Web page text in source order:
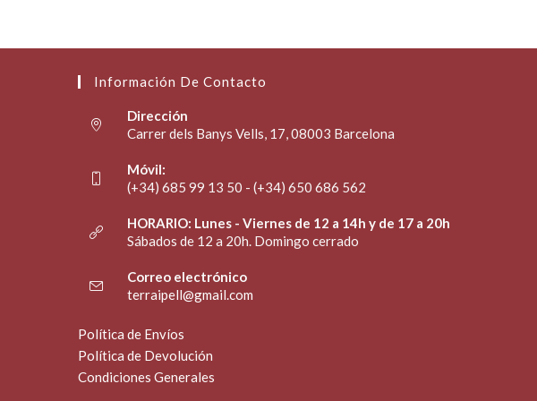
Información De Contacto
Dirección
Carrer dels Banys Vells, 17, 08003 Barcelona
Móvil:
(+34) 685 99 13 50 - (+34) 650 686 562
HORARIO: Lunes - Viernes de 12 a 14h y de 17 a 20h
Sábados de 12 a 20h. Domingo cerrado
Correo electrónico
terraipell@gmail.com
Política de Envíos
Política de Devolución
Condiciones Generales